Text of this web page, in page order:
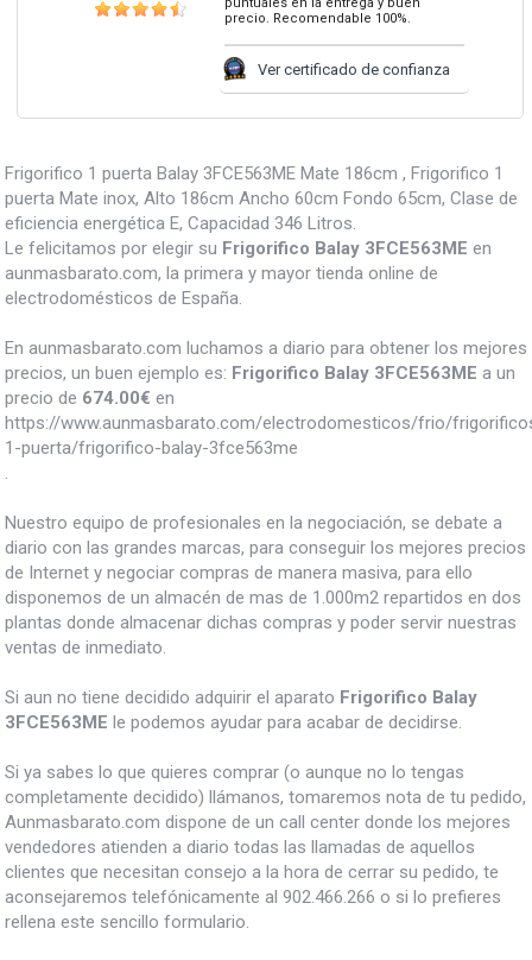
puntuales en la entrega y buen
precio. Recomendable 100%.
Ver certificado de confianza
Frigorifico 1 puerta Balay 3FCE563ME Mate 186cm , Frigorifico 1
puerta Mate inox, Alto 186cm Ancho 60cm Fondo 65cm, Clase de
eficiencia energética E, Capacidad 346 Litros.
Le felicitamos por elegir su Frigorifico Balay 3FCE563ME en
aunmasbarato.com, la primera y mayor tienda online de
electrodomésticos de España.
En aunmasbarato.com luchamos a diario para obtener los mejores
precios, un buen ejemplo es: Frigorifico Balay 3FCE563ME a un
precio de 674.00€ en
https://www.aunmasbarato.com/electrodomesticos/frio/
1-puerta/frigorifico-balay-3fce563me
.
Nuestro equipo de profesionales en la negociación, se debate a
diario con las grandes marcas, para conseguir los mejores precios
de Internet y negociar compras de manera masiva, para ello
disponemos de un almacén de mas de 1.000m2 repartidos en dos
plantas donde almacenar dichas compras y poder servir nuestras
ventas de inmediato.
Si aun no tiene decidido adquirir el aparato Frigorifico Balay
3FCE563ME le podemos ayudar para acabar de decidirse.
Si ya sabes lo que quieres comprar (o aunque no lo tengas
completamente decidido) llámanos, tomaremos nota de tu pedido,
Aunmasbarato.com dispone de un call center donde los mejores
vendedores atienden a diario todas las llamadas de aquellos
clientes que necesitan consejo a la hora de cerrar su pedido, te
aconsejaremos telefónicamente al 902.466.266 o si lo prefieres
rellena este sencillo formulario.